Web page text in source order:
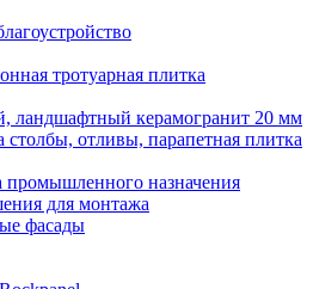
тротуарная плитка
ландшафтный керамогранит 20 мм
отливы, парапетная плитка
промышленного назначения
для монтажа
фасады